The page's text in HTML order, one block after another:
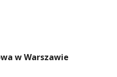
w Warszawie